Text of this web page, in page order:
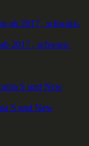
2017 , schwarz-
S und New